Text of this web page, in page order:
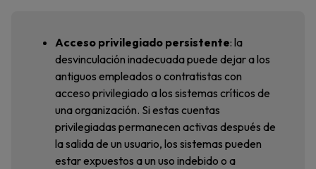
Acceso privilegiado persistente: la
desvinculación inadecuada puede dejar a los
antiguos empleados o contratistas con
acceso privilegiado a los sistemas críticos de
una organización. Si estas cuentas
privilegiadas permanecen activas después de
la salida de un usuario, los sistemas pueden
estar expuestos a un uso indebido o a